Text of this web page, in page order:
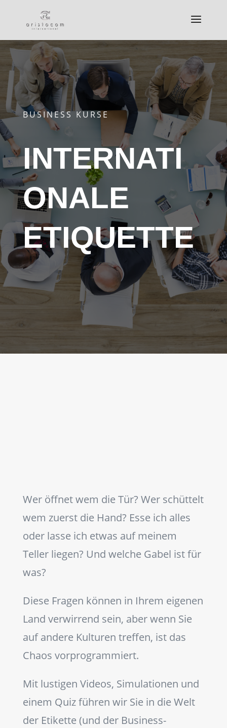
BUSINESS KURSE
INTERNATI
ONALE
ETIQUETTE
Wer öffnet wem die Tür? Wer schüttelt
wem zuerst die Hand? Esse ich alles
oder lasse ich etwas auf meinem
Teller liegen? Und welche Gabel ist für
was?
Diese Fragen können in Ihrem eigenen
Land verwirrend sein, aber wenn Sie
auf andere Kulturen treffen, ist das
Chaos vorprogrammiert.
Mit lustigen Videos, Simulationen und
einem Quiz führen wir Sie in die Welt
der Etikette (und der Business-